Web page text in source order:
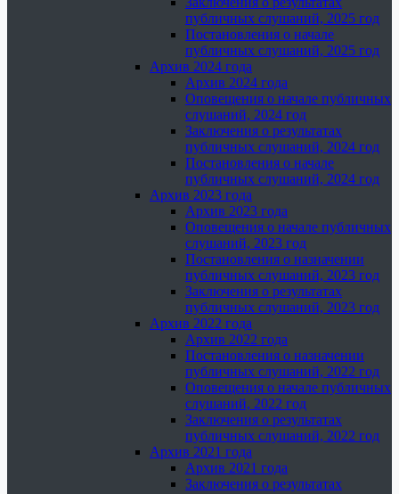
публичных слушаний, 2025 год
Постановления о начале
публичных слушаний, 2025 год
Архив 2024 года
Архив 2024 года
Оповещения о начале публичных
слушаний, 2024 год
Заключения о результатах
публичных слушаний, 2024 год
Постановления о начале
публичных слушаний, 2024 год
Архив 2023 года
Архив 2023 года
Оповещения о начале публичных
слушаний, 2023 год
Постановления о назначении
публичных слушаний, 2023 год
Заключения о результатах
публичных слушаний, 2023 год
Архив 2022 года
Архив 2022 года
Постановления о назначении
публичных слушаний, 2022 год
Оповещения о начале публичных
слушаний, 2022 год
Заключения о результатах
публичных слушаний, 2022 год
Архив 2021 года
Архив 2021 года
Заключения о результатах